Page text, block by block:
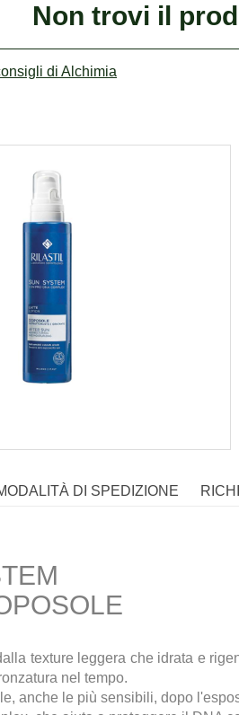
Non trovi il
di Alchimia
DI SPEDIZIONE
texture leggera che idrata e
nel tempo.
anche le più sensibili, dopo